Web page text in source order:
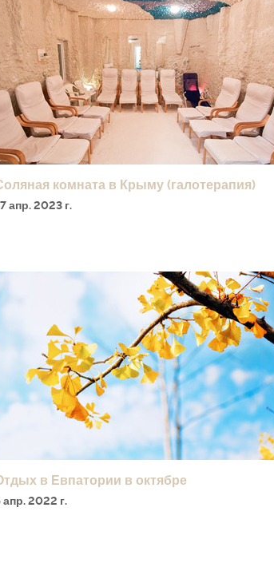
комната в Крыму (галотерапия)
апр. 2023 г.
в Евпатории в октябре
апр. 2022 г.